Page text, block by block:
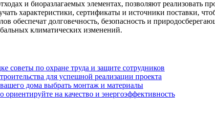
и биоразлагаемых элементах, позволяют реализовать
характеристики, сертификаты и источники поставки,
обеспечат долговечность, безопасность и
климатических изменений.
советы по охране труда и защите сотрудников
для успешной реализации проекта
дома выбрать монтаж и материалы
на качество и энергоэффективность